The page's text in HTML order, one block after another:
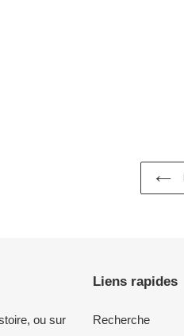
ou sur
Liens rapides
Recherche